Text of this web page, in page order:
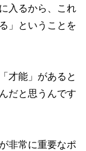
入るから、これ
」ということを
才能」があると
だと思うんです
非常に重要なポ